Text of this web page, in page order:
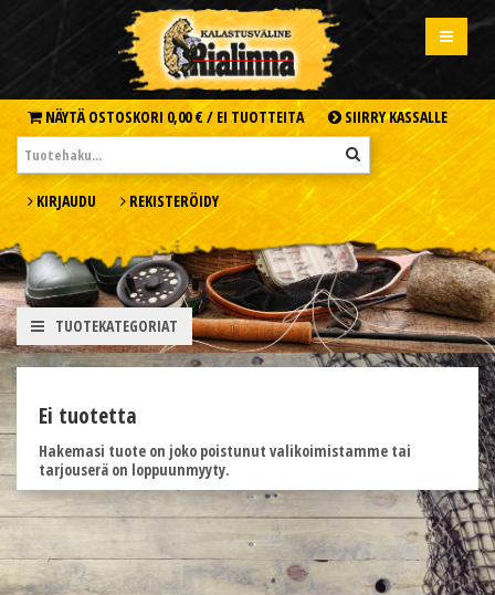
NÄYTÄ OSTOSKORI 0,00 € / EI TUOTTEITA SIIRRY KASSALLE
KIRJAUDU REKISTERÖIDY
TUOTEKATEGORIAT
Ei tuotetta
Hakemasi tuote on joko poistunut valikoimistamme tai
tarjouserä on loppuunmyyty.